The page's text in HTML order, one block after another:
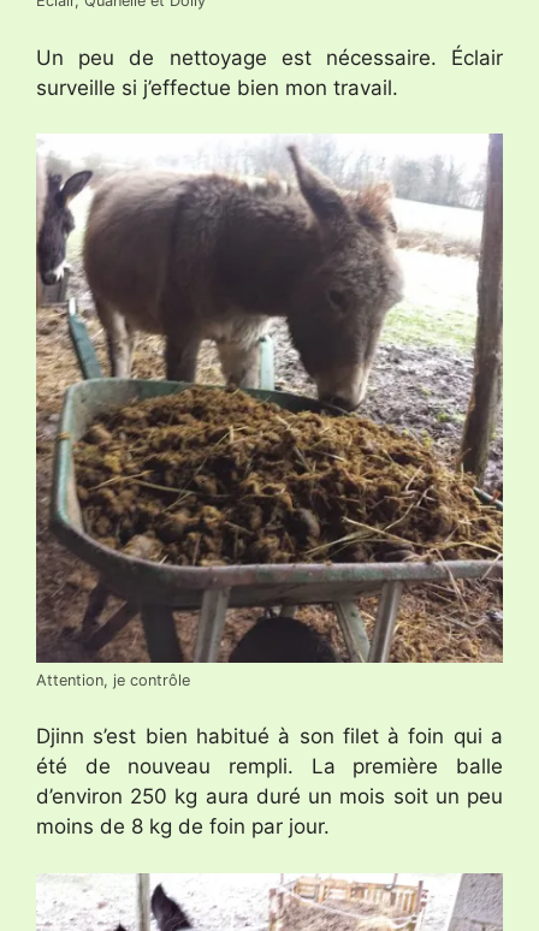
Un peu de nettoyage est nécessaire. Éclair
surveille si j’effectue bien mon travail.
Attention, je contrôle
Djinn s’est bien habitué à son filet à foin qui a
été de nouveau rempli. La première balle
d’environ 250 kg aura duré un mois soit un peu
moins de 8 kg de foin par jour.